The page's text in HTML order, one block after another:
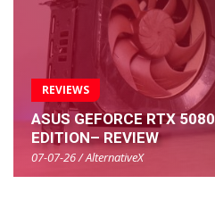
REVIEWS
ASUS GEFORCE RTX
EDITION– REVIEW
07-07-26 / AlternativeX